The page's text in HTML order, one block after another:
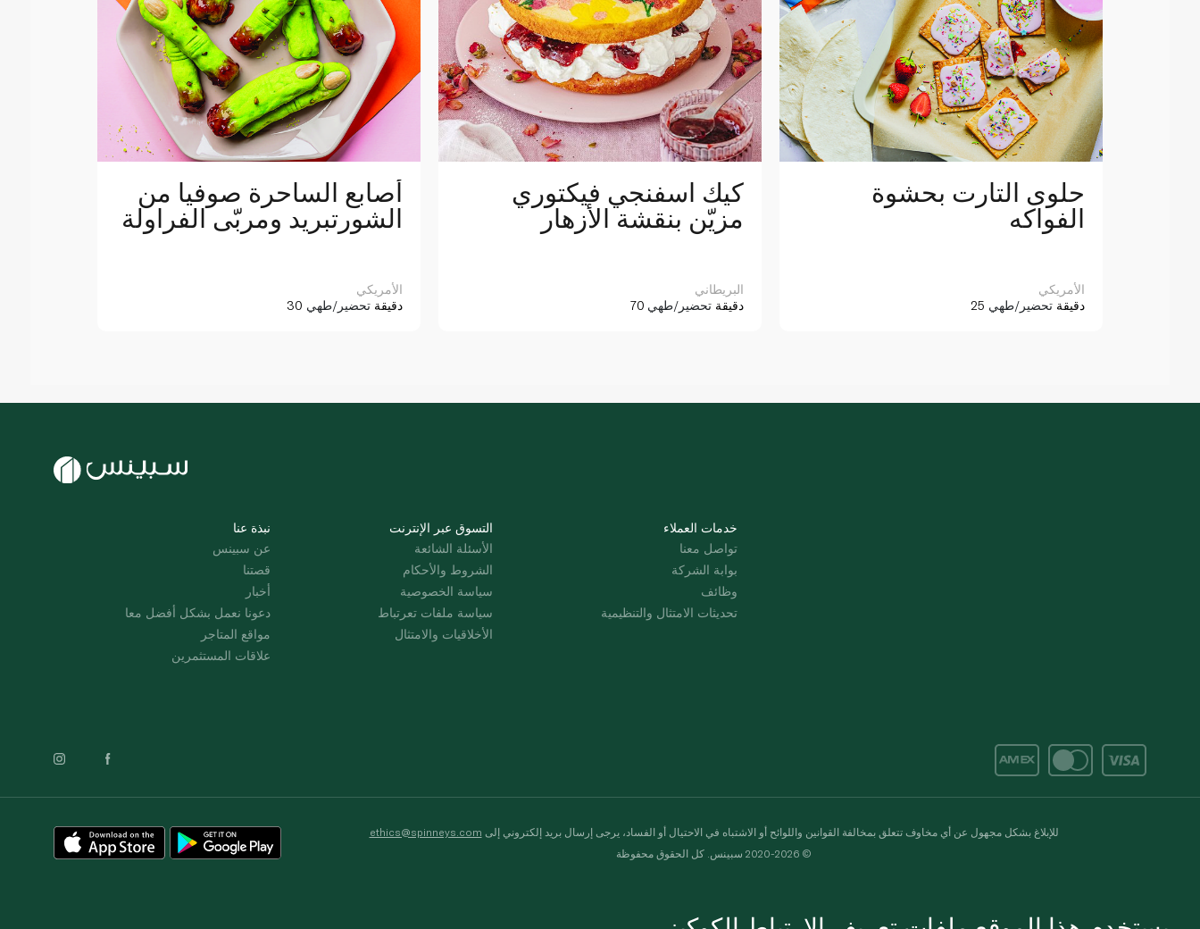
أصابع الساحرة صوفيا من
الشورتبريد ومربّى الفراولة
الأمريكي
30 دقيقة تحضير/طهي
كيك اسفنجي فيكتوري
مزيّن بنقشة الأزهار
البريطاني
70 دقيقة تحضير/طهي
حلوى التارت بحشوة
الفواكه
الأمريكي
25 دقيقة تحضير/طهي
نبذة عنا
عن سبينس
قصتنا
أخبار
دعونا نعمل بشكل أفضل معا
مواقع المتاجر
علاقات المستثمرين
التسوق عبر الإنترنت
الأسئلة الشائعة
الشروط والأحكام
سياسة الخصوصية
سياسة ملفات تعرتباط
الأخلاقيات والامتثال
خدمات العملاء
تواصل معنا
بوابة الشركة
وظائف
تحديثات الامتثال والتنظيمية
للإبلاغ بشكل مجهول عن أي مخاوف تتعلق بمخالفة القوانين واللوائح أو الاشتباه في الاحتيال أو الفساد، يرجى إرسال بريد إلكتروني إلى ethics@spinneys.com
© 2020-2026 سبينس. كل الحقوق محفوظة